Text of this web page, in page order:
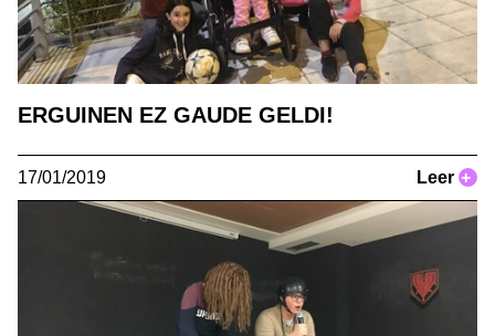
ERGUINEN EZ GAUDE GELDI!
17/01/2019 Leer +